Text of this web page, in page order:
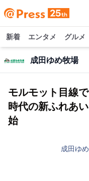
新着 エンタメ グルメ
成田ゆめ牧場
モルモット目線
時代の新ふれあ
始
成田ゆ